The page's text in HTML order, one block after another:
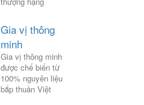
Gia vị thông
minh
Gia vị thông minh
được chế biến từ
100% nguyên liệu
bắp thuần Việt